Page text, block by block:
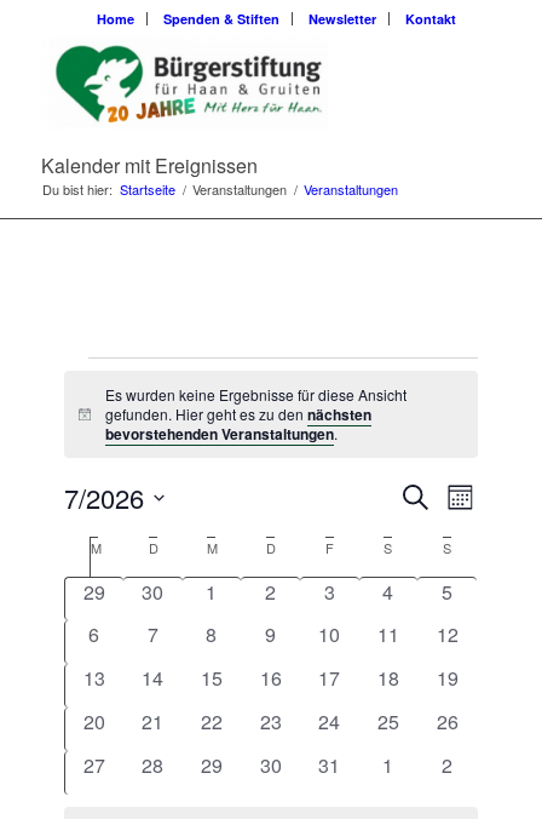
Home Spenden & Stiften Newsletter Kontakt
Kalender mit Ereignissen
Du bist hier: Startseite / Veranstaltungen / Veranstaltungen
Veranstaltungen
Hinweis
Es wurden keine Ergebnisse für diese Ansicht
gefunden. Hier geht es zu den nächsten
bevorstehenden Veranstaltungen.
Suche
und
SucheMonat
7/2026
wählen.Kalender
von
Veranstaltungen
MMontag DDienstagM MittwochD Donnerstag
FFreitag S SamstagS
0
29
0
30
0
1
0
2
0
3
0
4
0
5
0
6
0
7
0
8
0
9
0
10
0
11
0
12
0
13
0
14
0
15
0
16
0
17
0
18
0
19
0
20
0
21
0
22
0
23
0
24
0
25
0
26
0
27
0
28
0
29
0
30
0
31
0
1
0
2